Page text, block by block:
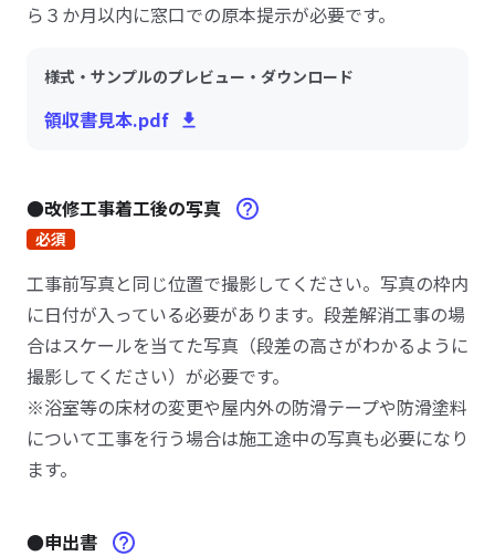
ら３か月以内に窓口での原本提示が必要です。
様式・サンプルのプレビュー・ダウンロード
領収書見本.pdf
●改修工事着工後の写真
必須
工事前写真と同じ位置で撮影してください。写真の枠内
に日付が入っている必要があります。段差解消工事の場
合はスケールを当てた写真（段差の高さがわかるように
撮影してください）が必要です。
※浴室等の床材の変更や屋内外の防滑テープや防滑塗料
について工事を行う場合は施工途中の写真も必要になり
ます。
●申出書